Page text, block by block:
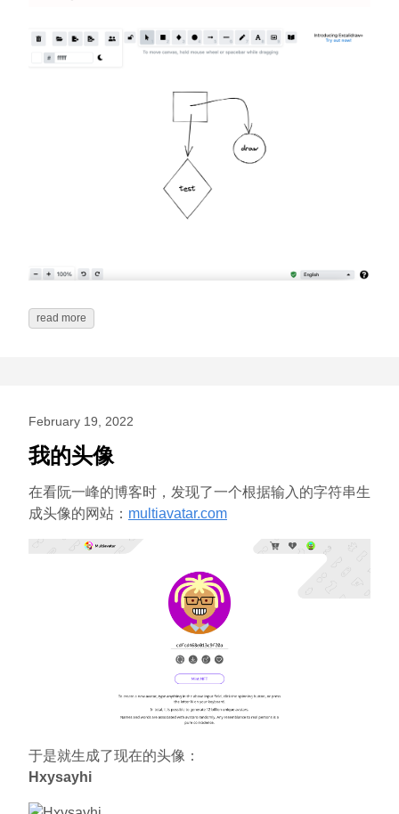
read more
February 19, 2022
我的头像
在看阮一峰的博客时，发现了一个根据输入的字符串生
成头像的网站： multiavatar.com
于是就生成了现在的头像：
Hxysayhi